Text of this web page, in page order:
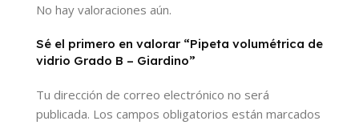
No hay valoraciones aún.
Sé el primero en valorar “Pipeta volumétrica de
vidrio Grado B – Giardino”
Tu dirección de correo electrónico no será
publicada. Los campos obligatorios están marcados